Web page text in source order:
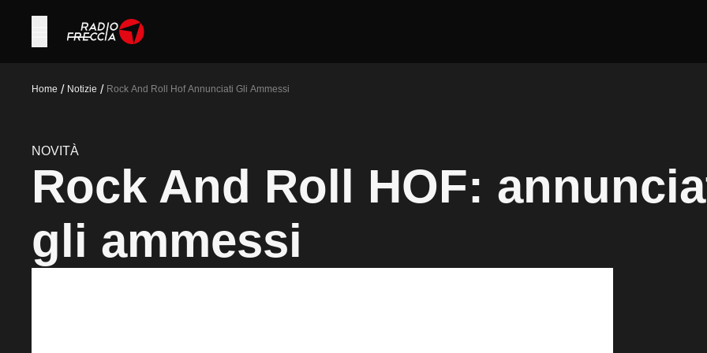
Home / Notizie / Rock And Roll Hof Annunciati Gli Ammessi
NOVITÀ
Rock And Roll HOF:
gli ammessi